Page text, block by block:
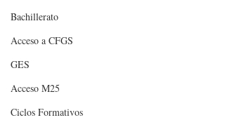
Bachillerato
Acceso a CFGS
GES
Acceso M25
Ciclos Formativos